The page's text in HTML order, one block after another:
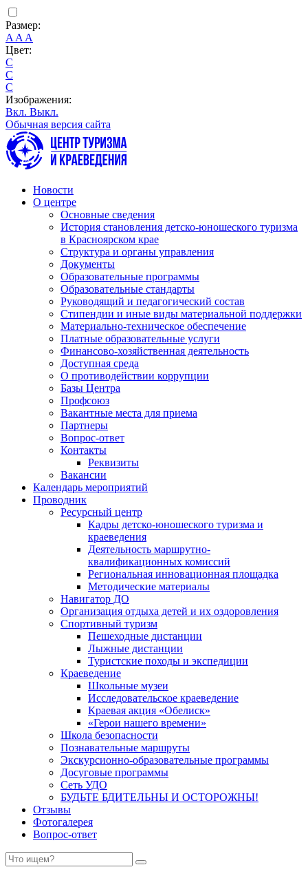
Размер:
A A A
Цвет:
C
C
C
Изображения:
Вкл. Выкл.
Обычная версия сайта
Новости
О центре
Основные сведения
История становления детско-юношеского туризма
в Красноярском крае
Структура и органы управления
Документы
Образовательные программы
Образовательные стандарты
Руководящий и педагогический состав
Стипендии и иные виды материальной поддержки
Материально-техническое обеспечение
Платные образовательные услуги
Финансово-хозяйственная деятельность
Доступная среда
О противодействии коррупции
Базы Центра
Профсоюз
Вакантные места для приема
Партнеры
Вопрос-ответ
Контакты
Реквизиты
Вакансии
Календарь мероприятий
Проводник
Ресурсный центр
Кадры детско-юношеского туризма и
краеведения
Деятельность маршрутно-
квалификационных комиссий
Региональная инновационная площадка
Методические материалы
Навигатор ДО
Организация отдыха детей и их оздоровления
Спортивный туризм
Пешеходные дистанции
Лыжные дистанции
Туристские походы и экспедиции
Краеведение
Школьные музеи
Исследовательское краеведение
Краевая акция «Обелиск»
«Герои нашего времени»
Школа безопасности
Познавательные маршруты
Экскурсионно-образовательные программы
Досуговые программы
Сеть УДО
БУДЬТЕ БДИТЕЛЬНЫ И ОСТОРОЖНЫ!
Отзывы
Фотогалерея
Вопрос-ответ